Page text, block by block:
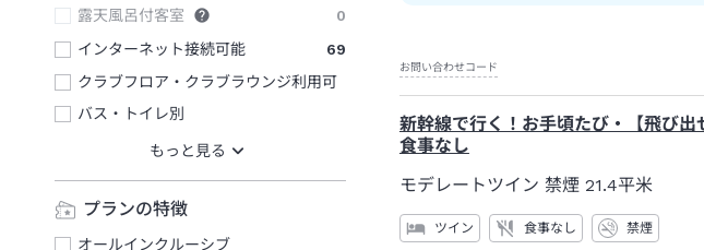
露天風呂付客室
0
インターネット接続可能
69
クラブフロア・クラブラウンジ利用可
バス・トイレ別
プランの特徴
オールインクルーシブ
お問い合わせコード
新幹線で行く！お手頃たび・【飛び
食事なし
モデレートツイン 禁煙 21.4平米
ツイン 食事なし 禁煙